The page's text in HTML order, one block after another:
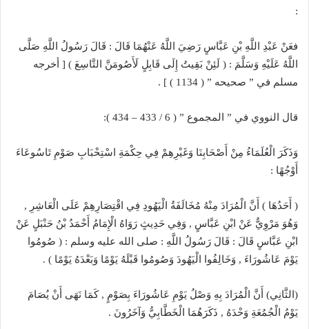
:
فعَنْ عَبْدِ اللَّهِ بْنِ عَبَّاسٍ رَضِيَ اللَّهُ عَنْهُمَا قَالَ : قَالَ رَسُولُ اللَّهِ صَلَّى
اللَّهُ عَلَيْهِ وَسَلَّمَ : ( لَئِنْ بَقِيتُ إِلَى قَابِلٍ لَأَصُومَنَّ التَّاسِعَ ) [ أخرجه
مسلم في ” صحيحه ” ( 1134 ) ] .
قال النووي في ” المجموع ” ( 6 / 433 – 434 ):
وَذَكَرَ الْعُلَمَاءُ مِنْ أَصْحَابِنَا وَغَيْرِهِمْ فِي حِكْمَةِ اسْتِحْبَابِ صَوْمِ تَاسُوعَاءَ
أَوْجُهًا :
( أَحَدُهَا ) أَنَّ الْمُرَادَ مِنْهُ مُخَالَفَةُ الْيَهُودِ فِي اقْتِصَارِهِمْ عَلَى الْعَاشِرِ ,
وَهُوَ مَرْوِيٌّ عَنْ ابْنِ عَبَّاسٍ , وَفِي حَدِيثٍ رَوَاهُ الْإِمَامُ أَحْمَدُ بْنُ حَنْبَلٍ عَنْ
ابْنِ عَبَّاسٍ قَالَ : قَالَ رَسُولُ اللَّهِ : صلى الله عليه وسلم : ( صُومُوا
يَوْمَ عَاشُورَاءَ , وَخَالِفُوا الْيَهُودَ وَصُومُوا قَبْلَهُ يَوْمًا وَبَعْدَهُ يَوْمًا ) .
(الثَّانِي) أَنَّ الْمُرَادَ بِهِ وَصْلُ يَوْمِ عَاشُورَاءَ بِصَوْمٍ , كَمَا نَهَى أَنْ يُصَامَ
يَوْمُ الْجُمُعَةِ وَحْدَهُ , ذَكَرَهُمَا الْخَطَّابِيُّ وَآخَرُونَ .